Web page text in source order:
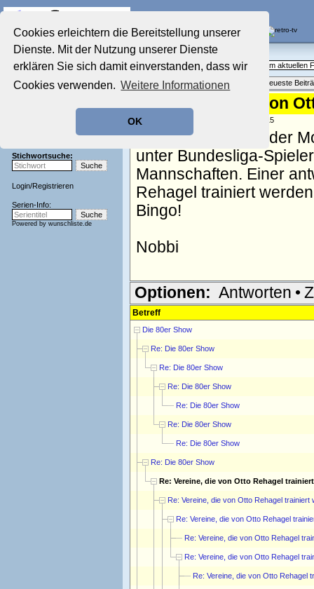
Cookies erleichtern die Bereitstellung unserer
Dienste. Mit der Nutzung unserer Dienste
erklären Sie sich damit einverstanden, dass wir
Cookies verwenden. Weitere Informationen
OK
Startseite
Aktuelles Forum
Film-Forum
Zeichentrick-Forum
Stichwortsuche:
Login/Registrieren
Serien-Info:
Powered by wunschliste.de
Aktuelles Forum
Fragen, Antworten und Meinungen zum aktuellen
Themenübersicht • Neues Thema Neueste
Re: Vereine, die von
geschrieben von: , 13.04.02 23:15
Wenige Wochen oder
unter Bundesliga-
Mannschaften. Einer
Rehagel trainiert
Bingo!
Nobbi
Optionen: Antworten •
Betreff
Die 80er Show
Re: Die 80er Show
Re: Die 80er Show
Re: Die 80er Show
Re: Die 80er Show
Re: Die 80er Show
Re: Die 80er Show
Re: Die 80er Show
Re: Vereine, die von Otto Rehagel
Re: Vereine, die von Otto Rehagel trainiert
Re: Vereine, die von Otto Rehagel
Re: Vereine, die von Otto Rehagel
Re: Vereine, die von Otto Rehagel
Re: Vereine, die von Otto Rehagel